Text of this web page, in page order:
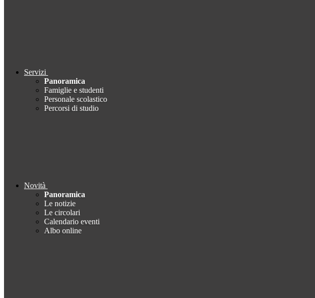
Servizi
Panoramica
Famiglie e studenti
Personale scolastico
Percorsi di studio
Novità
Panoramica
Le notizie
Le circolari
Calendario eventi
Albo online